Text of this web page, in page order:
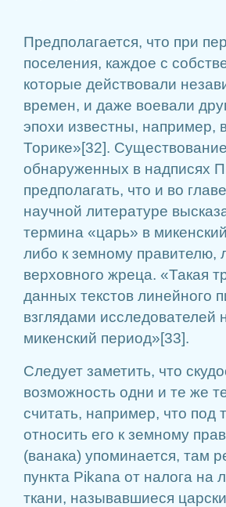
Предполагается, что при
поселения, каждое с
которые действовали
времен, и даже воевали
эпохи известны,
Торике»[32].
обнаруженных в надписях
предполагать, что и во
научной литературе
термина «царь» в
либо к земному
верховного жреца. «Такая
данных текстов линейного
взглядами исследователей
микенский период»[33].
Следует заметить, что
возможность одни и те же
считать, например, что под
относить его к земному
(ванака) упоминается, там
пункта Pikana от налога
ткани, называвшиеся